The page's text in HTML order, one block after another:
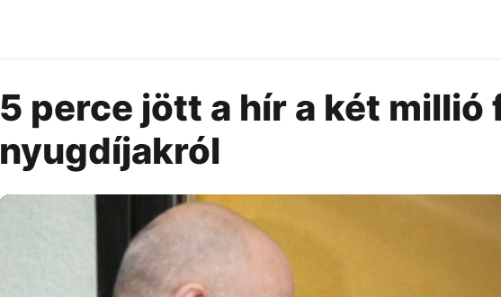
5 perce jött a hír a két
nyugdíjakról